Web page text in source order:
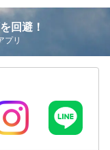
回避！
プリ